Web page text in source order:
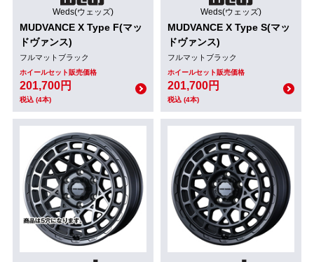
Weds(ウェッズ)
MUDVANCE X Type F(マッ
ドヴァンス)
フルマットブラック
ホイールセット販売価格
201,700円
税込 (4本)
Weds(ウェッズ)
MUDVANCE X Type S(マッ
ドヴァンス)
フルマットブラック
ホイールセット販売価格
201,700円
税込 (4本)